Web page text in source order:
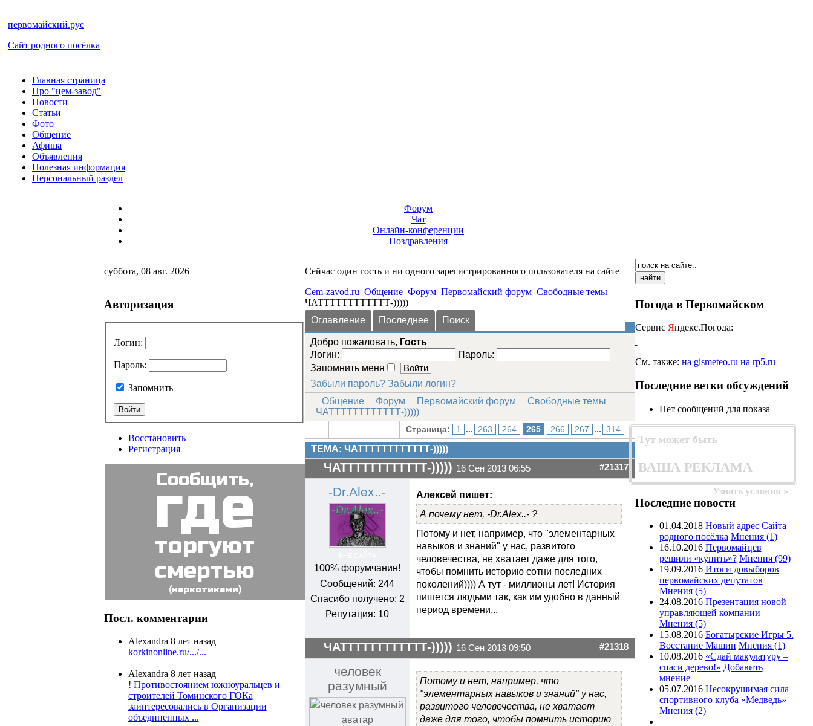
первомайский.рус
Сайт родного посёлка
Главная страница
Про "цем-завод"
Новости
Статьи
Фото
Общение
Афиша
Объявления
Полезная информация
Персональный раздел
Форум
Чат
Онлайн-конференции
Поздравления
суббота, 08 авг. 2026 Сейчас один гость и ни одного зарегистрированного пользователя на сайте
Авторизация
Логин:
Пароль:
Запомнить
Восстановить
Регистрация
Сообщить,
где
торгуют
смертью
(наркотиками)
Посл. комментарии
Alexandra 8 лет назад
korkinonline.ru/.../...
Alexandra 8 лет назад
! Противостоянием южноуральцев и
строителей Томинского ГОКа
заинтересовались в Организации
объединенных ...
Cem-zavod.ru Общение Форум Первомайский форум Свободные темы
ЧАТТТТТТТТТТТТ-)))))
Оглавление
Последнее Поиск
Добро пожаловать, Гость
Логин:
Пароль:
Запомнить меня
Забыли пароль? Забыли логин?
Общение
Форум Первомайский форум
Свободные темы
ЧАТТТТТТТТТТТТ-)))))
Страница: 1 ... 263 264 265 266 267 ... 314
ТЕМА: ЧАТТТТТТТТТТТТ-)))))
ЧАТТТТТТТТТТТТ-))))) 16 Сен 2013 06:55 #21317
-Dr.Alex..-
100% форумчанин!
Сообщений: 244
Спасибо получено: 2
Репутация: 10
Алексей пишет:
А почему нет, -Dr.Alex..- ?
Потому и нет, например, что "элементарных
навыков и знаний" у нас, развитого
человечества, не хватает даже для того,
чтобы помнить историю сотни последних
поколений)))) А тут - миллионы лет! История
пишется людьми так, как им удобно в данный
период времени...
ЧАТТТТТТТТТТТТ-))))) 16 Сен 2013 09:50 #21318
человек
разумный
Потому и нет, например, что
"элементарных навыков и знаний" у нас,
развитого человечества, не хватает
даже для того, чтобы помнить историю
Погода в Первомайском
Сервис Яндекс.Погода:
См. также: на gismeteo.ru на rp5.ru
Последние ветки обсуждений
Нет сообщений для показа
Тут может быть
ВАША РЕКЛАМА
Узнать условия »
Последние новости
01.04.2018 Новый адрес Сайта
родного посёлка Мнения (1)
16.10.2016 Первомайцев
решили «купить»? Мнения (99)
19.09.2016 Итоги довыборов
первомайских депутатов
Мнения (5)
24.08.2016 Презентация новой
управляющей компании
Мнения (5)
15.08.2016 Богатырские Игры 5.
Восстание Машин Мнения (1)
10.08.2016 «Сдай макулатуру –
спаси дерево!» Добавить
мнение
05.07.2016 Несокрушимая сила
cпортивного клуба «Медведь»
Мнения (2)